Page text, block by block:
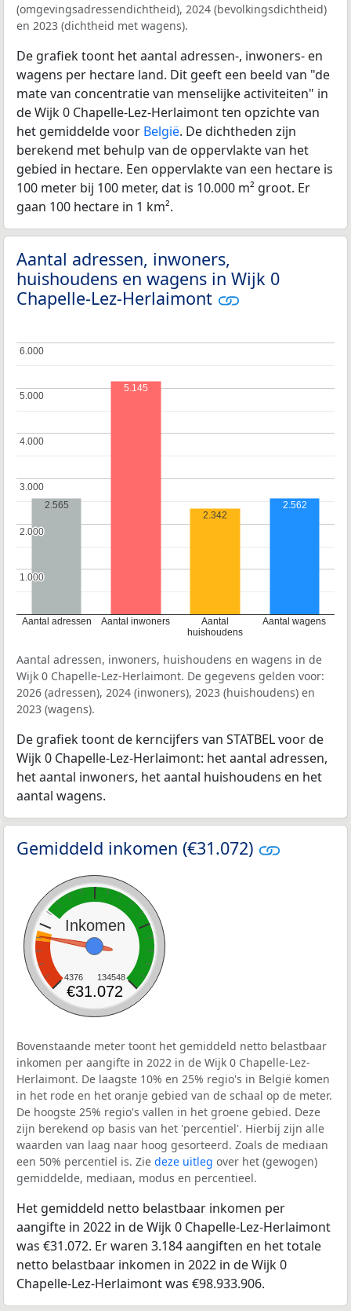
(omgevingsadressendichtheid), 2024 (bevolkingsdichtheid)
en 2023 (dichtheid met wagens).
De grafiek toont het aantal adressen-, inwoners- en
wagens per hectare land. Dit geeft een beeld van "de
mate van concentratie van menselijke activiteiten" in
de Wijk 0 Chapelle-Lez-Herlaimont ten opzichte van
het gemiddelde voor België. De dichtheden zijn
berekend met behulp van de oppervlakte van het
gebied in hectare. Een oppervlakte van een hectare is
100 meter bij 100 meter, dat is 10.000 m² groot. Er
gaan 100 hectare in 1 km².
Aantal adressen, inwoners,
huishoudens en wagens in Wijk 0
Chapelle-Lez-Herlaimont
Aantal adressen Aantal inwoners
Aantal
huishoudens
Aantal wagens
1.000
1.000
2.000
2.000
3.000
3.000
4.000
4.000
5.000
5.000
6.000
6.000
2.565
5.145
2.342
2.562
Aantal adressen, inwoners, huishoudens en wagens in de
Wijk 0 Chapelle-Lez-Herlaimont. De gegevens gelden voor:
2026 (adressen), 2024 (inwoners), 2023 (huishoudens) en
2023 (wagens).
De grafiek toont de kerncijfers van STATBEL voor de
Wijk 0 Chapelle-Lez-Herlaimont: het aantal adressen,
het aantal inwoners, het aantal huishoudens en het
aantal wagens.
Gemiddeld inkomen (€31.072)
Inkomen
4376 134548
€31.072
Bovenstaande meter toont het gemiddeld netto belastbaar
inkomen per aangifte in 2022 in de Wijk 0 Chapelle-Lez-
Herlaimont. De laagste 10% en 25% regio's in België komen
in het rode en het oranje gebied van de schaal op de meter.
De hoogste 25% regio's vallen in het groene gebied. Deze
zijn berekend op basis van het 'percentiel'. Hierbij zijn alle
waarden van laag naar hoog gesorteerd. Zoals de mediaan
een 50% percentiel is. Zie deze uitleg over het (gewogen)
gemiddelde, mediaan, modus en percentieel.
Het gemiddeld netto belastbaar inkomen per
aangifte in 2022 in de Wijk 0 Chapelle-Lez-Herlaimont
was €31.072. Er waren 3.184 aangiften en het totale
netto belastbaar inkomen in 2022 in de Wijk 0
Chapelle-Lez-Herlaimont was €98.933.906.